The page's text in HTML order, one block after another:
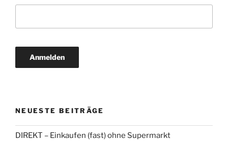
NEUESTE BEITRÄGE
DIREKT – Einkaufen (fast) ohne Supermarkt